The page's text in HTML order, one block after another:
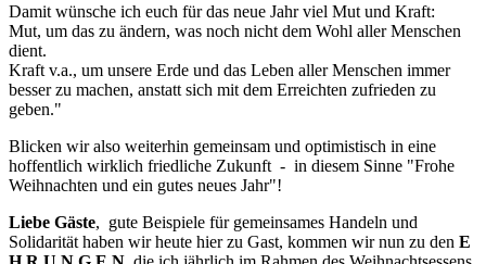
Damit wünsche ich euch für das neue Jahr viel Mut und Kraft:
Mut, um das zu ändern, was noch nicht dem Wohl aller Menschen
dient.
Kraft v.a., um unsere Erde und das Leben aller Menschen immer
besser zu machen, anstatt sich mit dem Erreichten zufrieden zu
geben."
Blicken wir also weiterhin gemeinsam und optimistisch in eine
hoffentlich wirklich friedliche Zukunft - in diesem Sinne "Frohe
Weihnachten und ein gutes neues Jahr"!
Liebe Gäste, gute Beispiele für gemeinsames Handeln und
Solidarität haben wir heute hier zu Gast, kommen wir nun zu den E